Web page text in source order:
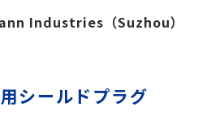
Industries（Suzhou）
シールドプラグ